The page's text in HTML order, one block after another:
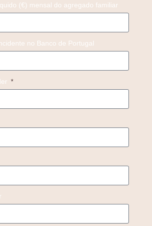
(€) mensal do agregado familiar
no Banco de Portugal